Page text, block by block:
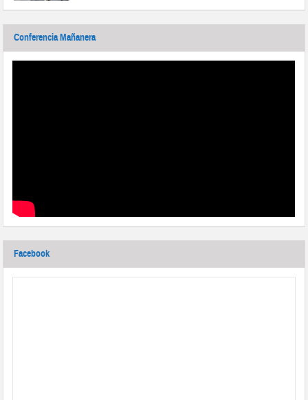
Conferencia Mañanera
Facebook